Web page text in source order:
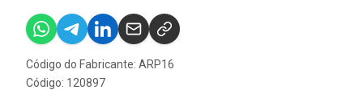
Código do Fabricante: ARP16
Código: 120897